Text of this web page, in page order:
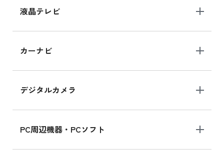
液晶テレビ
カーナビ
デジタルカメラ
PC周辺機器・PCソフト
iPhone 15 128GB の新品買取価格
MK2K3J/Aの新品買取価格はこちら